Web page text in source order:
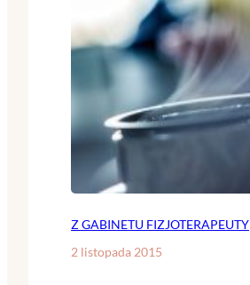
Z GABINETU FIZJOTERAPEUTY
2 listopada 2015